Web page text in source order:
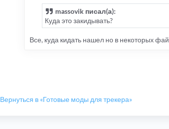
massovik писал(а):
Куда это закидывать?
Все, куда кидать нашел но в некоторых
Вернуться в «Готовые моды для трекера»